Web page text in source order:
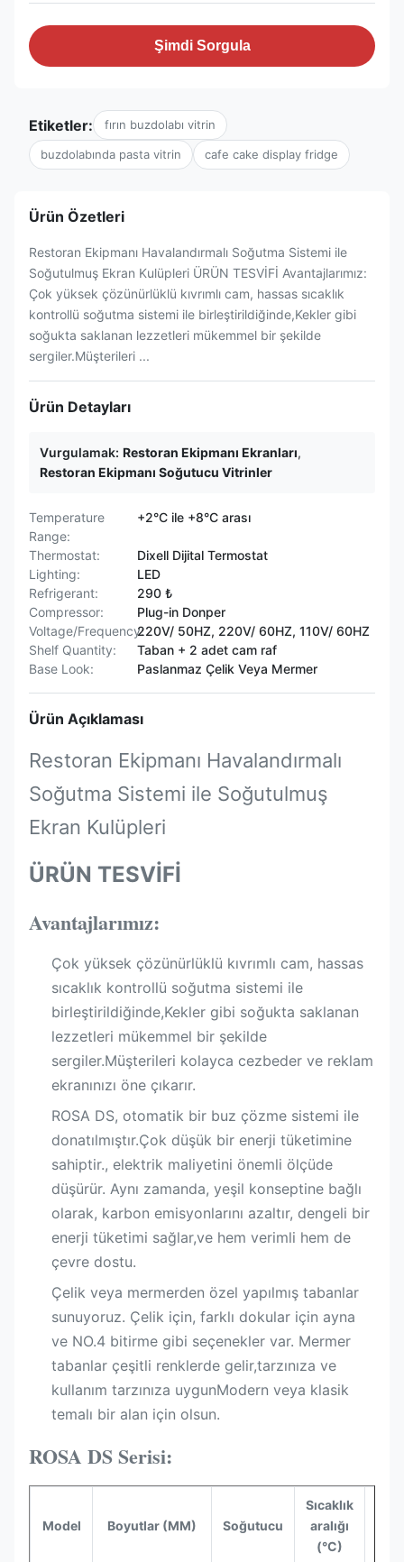
Şimdi Sorgula
Etiketler: fırın buzdolabı vitrin
buzdolabında pasta vitrin cafe cake display fridge
Ürün Özetleri
Restoran Ekipmanı Havalandırmalı Soğutma Sistemi ile
Soğutulmuş Ekran Kulüpleri ÜRÜN TESVİFİ Avantajlarımız:
Çok yüksek çözünürlüklü kıvrımlı cam, hassas sıcaklık
kontrollü soğutma sistemi ile birleştirildiğinde,Kekler gibi
soğukta saklanan lezzetleri mükemmel bir şekilde
sergiler.Müşterileri ...
Ürün Detayları
Vurgulamak: Restoran Ekipmanı Ekranları,
Restoran Ekipmanı Soğutucu Vitrinler
Temperature
Range:
+2°C ile +8°C arası
Thermostat:
Dixell Dijital Termostat
Lighting:
LED
Refrigerant:
290 ₺
Compressor:
Plug-in Donper
Voltage/Frequency:220V/ 50HZ, 220V/ 60HZ, 110V/ 60HZ
Shelf Quantity:
Taban + 2 adet cam raf
Base Look:
Paslanmaz Çelik Veya Mermer
Ürün Açıklaması
Restoran Ekipmanı Havalandırmalı
Soğutma Sistemi ile Soğutulmuş
Ekran Kulüpleri
ÜRÜN TESVİFİ
Avantajlarımız:
Çok yüksek çözünürlüklü kıvrımlı cam, hassas
sıcaklık kontrollü soğutma sistemi ile
birleştirildiğinde,Kekler gibi soğukta saklanan
lezzetleri mükemmel bir şekilde
sergiler.Müşterileri kolayca cezbeder ve reklam
ekranınızı öne çıkarır.
ROSA DS, otomatik bir buz çözme sistemi ile
donatılmıştır.Çok düşük bir enerji tüketimine
sahiptir., elektrik maliyetini önemli ölçüde
düşürür. Aynı zamanda, yeşil konseptine bağlı
olarak, karbon emisyonlarını azaltır, dengeli bir
enerji tüketimi sağlar,ve hem verimli hem de
çevre dostu.
Çelik veya mermerden özel yapılmış tabanlar
sunuyoruz. Çelik için, farklı dokular için ayna
ve NO.4 bitirme gibi seçenekler var. Mermer
tabanlar çeşitli renklerde gelir,tarzınıza ve
kullanım tarzınıza uygunModern veya klasik
temalı bir alan için olsun.
ROSA DS Serisi:
Model Boyutlar (MM) Soğutucu
Sıcaklık
aralığı
(°C)